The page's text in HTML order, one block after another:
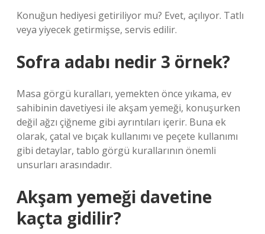
Konuğun hediyesi getiriliyor mu? Evet, açılıyor. Tatlı
veya yiyecek getirmişse, servis edilir.
Sofra adabı nedir 3 örnek?
Masa görgü kuralları, yemekten önce yıkama, ev
sahibinin davetiyesi ile akşam yemeği, konuşurken
değil ağzı çiğneme gibi ayrıntıları içerir. Buna ek
olarak, çatal ve bıçak kullanımı ve peçete kullanımı
gibi detaylar, tablo görgü kurallarının önemli
unsurları arasındadır.
Akşam yemeği davetine
kaçta gidilir?